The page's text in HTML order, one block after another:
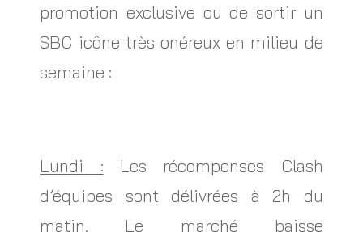
promotion exclusive ou de sortir un
SBC icône très onéreux en milieu de
semaine :
Lundi : Les récompenses Clash
d’équipes sont délivrées à 2h du
matin. Le marché baisse